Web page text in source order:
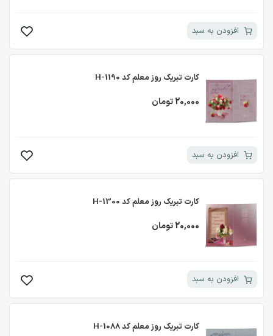
افزودن به سبد
کارت تبریک روز معلم کد H-1190
20,000 تومان
افزودن به سبد
کارت تبریک روز معلم کد H-1300
20,000 تومان
افزودن به سبد
کارت تبریک روز معلم کد H-1088